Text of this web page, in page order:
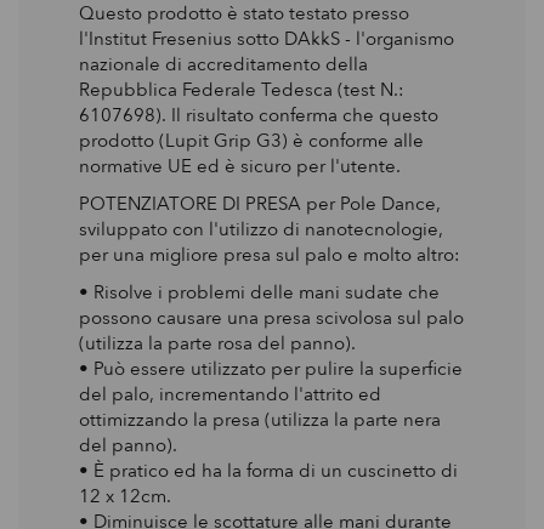
Questo prodotto è stato testato presso
l'Institut Fresenius sotto DAkkS - l'organismo
nazionale di accreditamento della
Repubblica Federale Tedesca (test N.:
6107698). Il risultato conferma che questo
prodotto (Lupit Grip G3) è conforme alle
normative UE ed è sicuro per l'utente.
POTENZIATORE DI PRESA per Pole Dance,
sviluppato con l'utilizzo di nanotecnologie,
per una migliore presa sul palo e molto altro:
• Risolve i problemi delle mani sudate che
possono causare una presa scivolosa sul palo
(utilizza la parte rosa del panno).
• Può essere utilizzato per pulire la superficie
del palo, incrementando l'attrito ed
ottimizzando la presa (utilizza la parte nera
del panno).
• È pratico ed ha la forma di un cuscinetto di
12 x 12cm.
• Diminuisce le scottature alle mani durante